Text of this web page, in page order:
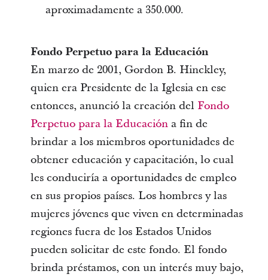
aproximadamente a 350.000.
Fondo Perpetuo para la Educación
En marzo de 2001, Gordon B. Hinckley,
quien era Presidente de la Iglesia en ese
entonces, anunció la creación del Fondo
Perpetuo para la Educacióna fin de
brindar a los miembros oportunidades de
obtener educación y capacitación, lo cual
les conduciría a oportunidades de empleo
en sus propios países. Los hombres y las
mujeres jóvenes que viven en determinadas
regiones fuera de los Estados Unidos
pueden solicitar de este fondo. El fondo
brinda préstamos, con un interés muy bajo,